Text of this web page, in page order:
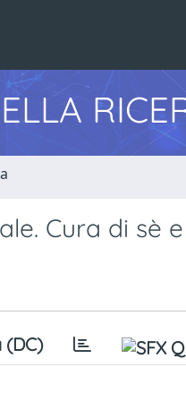
Cura di sè
(DC)